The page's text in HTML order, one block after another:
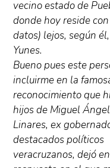
vecino estado de
donde hoy reside
datos) lejos, según
Yunes.
Bueno pues este
incluirme en la
reconocimiento que
hijos de Miguel
Linares, ex
destacados políticos
veracruzanos, dejó